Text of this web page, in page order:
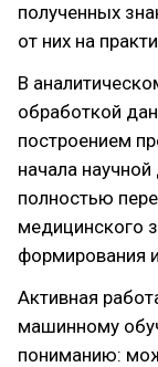
полученных
от них на
В
обработкой
построением
начала научной
полностью
медицинского
формирования
Активная
машинному
пониманию: